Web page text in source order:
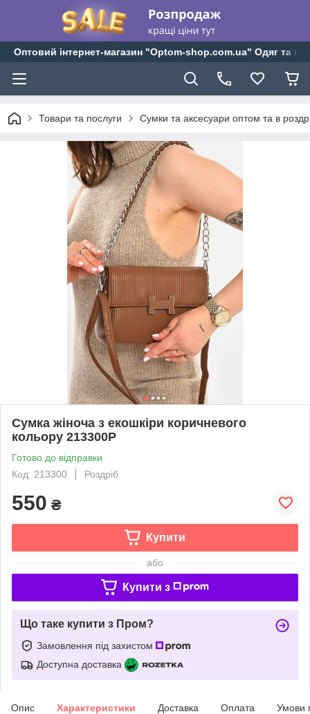
Оптовий інтернет-магазин "Optom-shop.com.ua" Одяг та
Товари та послуги Сумки та аксесуари оптом та в
Сумка жіноча з екошкіри коричневого
кольору 213300P
Готово до відправки
Код: 213300
Роздріб
550 ₴
Купити
або
Купити з
Що таке купити з Пром?
Замовлення під захистом
Доступна доставка
Опис Характеристики Доставка Оплата Умови